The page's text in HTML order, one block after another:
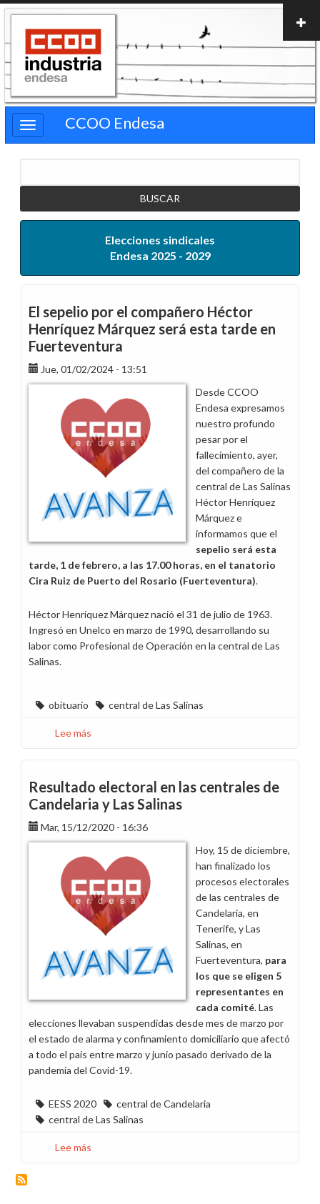
Pasar
contenido
principal
CCOO Endesa
Elecciones sindicales
Endesa 2025 - 2029
El sepelio por el compañero Héctor
Henríquez Márquez será esta tarde en
Fuerteventura
Jue, 01/02/2024 - 13:51
Desde CCOO
Endesa expresamos
nuestro profundo
pesar por el
fallecimiento, ayer,
del compañero de la
central de Las Salinas
Héctor Henríquez
Márquez e
informamos que el
sepelio será esta
tarde, 1 de febrero, a las 17.00 horas, en el tanatorio
Cira Ruiz de Puerto del Rosario (Fuerteventura).
Héctor Henríquez Márquez nació el 31 de julio de 1963.
Ingresó en Unelco en marzo de 1990, desarrollando su
labor como Profesional de Operación en la central de Las
Salinas.
obituario central de Las Salinas
Lee más
el
compañero
Héctor
Henríquez
Márquez
será
esta
tarde
en
Fuerteventura
Resultado electoral en las centrales de
Candelaria y Las Salinas
Mar, 15/12/2020 - 16:36
Hoy, 15 de diciembre,
han finalizado los
procesos electorales
de las centrales de
Candelaria, en
Tenerife, y Las
Salinas, en
Fuerteventura, para
los que se eligen 5
representantes en
cada comité. Las
elecciones llevaban suspendidas desde mes de marzo por
el estado de alarma y confinamiento domiciliario que afectó
a todo el país entre marzo y junio pasado derivado de la
pandemia del Covid-19.
EESS 2020
central de Candelaria
central de Las Salinas
Lee más